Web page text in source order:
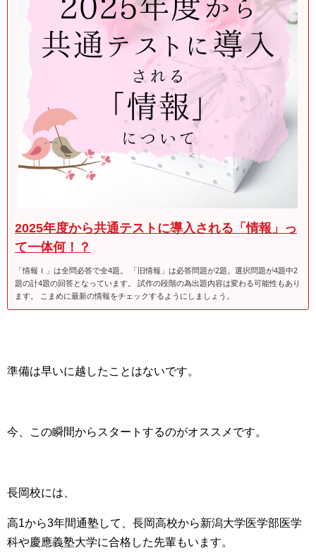
2025年度から共通テストに導入される「情報」っ
て一体何！？
「情報Ⅰ」は全問必答で全4題。 「旧情報」は必答問題が2題。選択問題が4題中2
題の計4題の回答となっています。 試作の段階の為出題内容は変わる可能性もあり
ます。 こまめに最新の情報をチェックするようにしましょう。
準備は早いに越したことはないです。
今、この瞬間からスタートするのがオススメです。
長岡校には、
高1から3年間通塾して、長岡高校から新潟大学医学部医学
科や慶應義塾大学に合格した先輩もいます。